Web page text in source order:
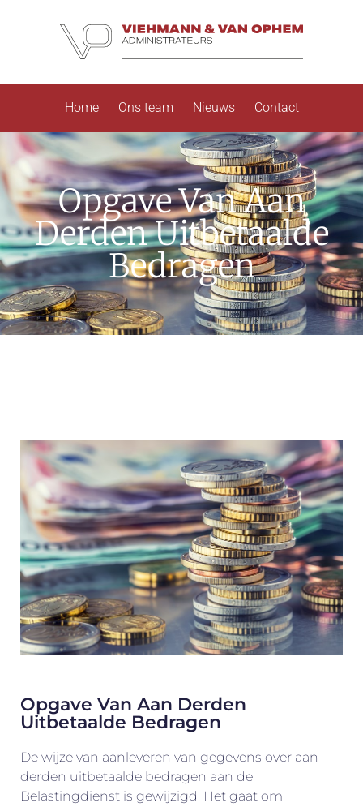
Home Ons team Nieuws Contact
Opgave Van Aan
Derden Uitbetaalde
Bedragen
Opgave Van Aan Derden
Uitbetaalde Bedragen
De wijze van aanleveren van gegevens over aan
derden uitbetaalde bedragen aan de
Belastingdienst is gewijzigd. Het gaat om